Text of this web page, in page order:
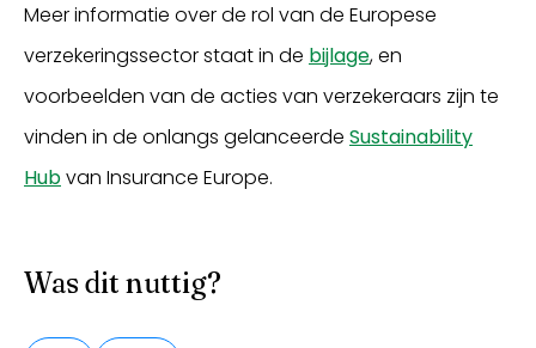
Meer informatie over de rol van de Europese
verzekeringssector staat in de bijlage, en
voorbeelden van de acties van verzekeraars zijn te
vinden in de onlangs gelanceerde Sustainability
Hubvan Insurance Europe.
Was dit nuttig?